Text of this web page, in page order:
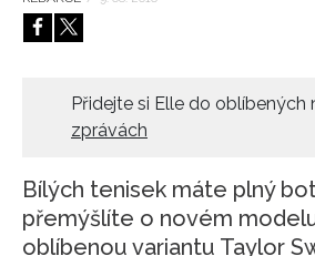
HOME
Přidejte si Elle do oblíbených
zprávách
Bílých tenisek máte plný
přemýšlíte o novém
oblíbenou variantu Taylor